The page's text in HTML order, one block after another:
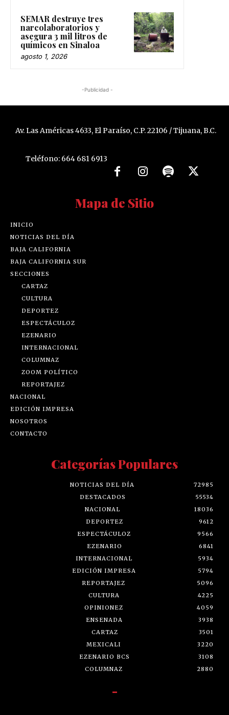
SEMAR destruye tres
narcolaboratorios y
asegura 3 mil litros de
químicos en Sinaloa
agosto 1, 2026
-Publicidad -
Av. Las Américas 4633, El Paraíso, C.P. 22106 / Tijuana, B.C.
Teléfono: 664 681 6913
Mapa de Sitio
INICIO
NOTICIAS DEL DÍA
BAJA CALIFORNIA
BAJA CALIFORNIA SUR
SECCIONES
CARTAZ
CULTURA
DEPORTEZ
ESPECTÁCULOZ
EZENARIO
INTERNACIONAL
COLUMNAZ
ZOOM POLÍTICO
REPORTAJEZ
NACIONAL
EDICIÓN IMPRESA
NOSOTROS
CONTACTO
Categorías Populares
NOTICIAS DEL DÍA
72985
DESTACADOS
55534
NACIONAL
18036
DEPORTEZ
9612
ESPECTÁCULOZ
9566
EZENARIO
6841
INTERNACIONAL
5934
EDICIÓN IMPRESA
5794
REPORTAJEZ
5096
CULTURA
4225
OPINIONEZ
4059
ENSENADA
3938
CARTAZ
3501
MEXICALI
3220
EZENARIO BCS
3108
COLUMNAZ
2880
-